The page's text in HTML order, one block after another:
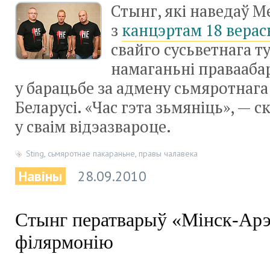
Стынг, які наведаў
з канцэртам 18
свайго сусьветнага
намаганьні
у барацьбе за адмену
Беларусі. «Час гэта зьмяніць», —
у сваім відэазвароце.
Sting, сьмяротнае пакараньне, правы чалавека
Навіны 28.09.2010
Стынг ператварыў «Мінск-
філярмонію